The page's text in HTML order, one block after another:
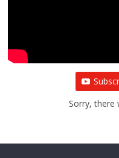
Sorry, there